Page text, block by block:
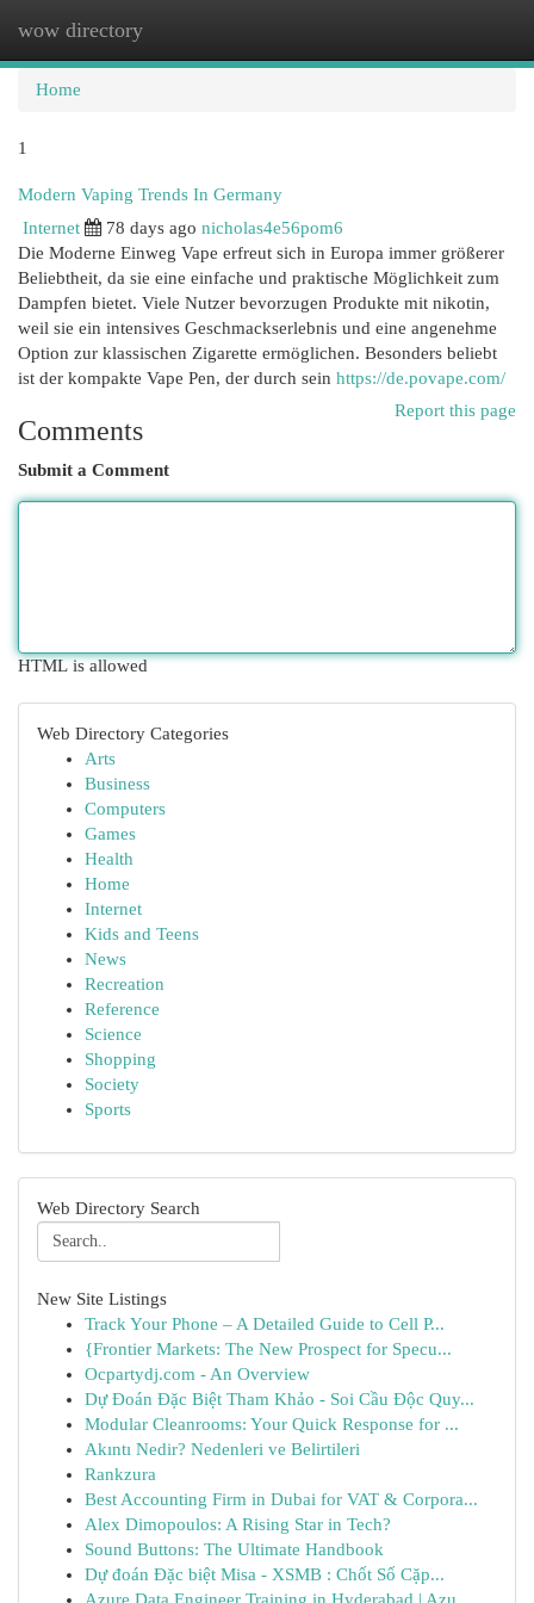
wow directory
Home
1
Modern Vaping Trends In Germany
Internet
78 days ago nicholas4e56pom6
Die Moderne Einweg Vape erfreut sich in Europa immer größerer
Beliebtheit, da sie eine einfache und praktische Möglichkeit zum
Dampfen bietet. Viele Nutzer bevorzugen Produkte mit nikotin,
weil sie ein intensives Geschmackserlebnis und eine angenehme
Option zur klassischen Zigarette ermöglichen. Besonders beliebt
ist der kompakte Vape Pen, der durch sein https://de.povape.com/
Report this page
Comments
Submit a Comment
HTML is allowed
Web Directory Categories
Arts
Business
Computers
Games
Health
Home
Internet
Kids and Teens
News
Recreation
Reference
Science
Shopping
Society
Sports
Web Directory Search
New Site Listings
Track Your Phone – A Detailed Guide to Cell P...
{Frontier Markets: The New Prospect for Specu...
Ocpartydj.com - An Overview
Dự Đoán Đặc Biệt Tham Khảo - Soi Cầu Độc Quy...
Modular Cleanrooms: Your Quick Response for ...
Akıntı Nedir? Nedenleri ve Belirtileri
Rankzura
Best Accounting Firm in Dubai for VAT & Corpora...
Alex Dimopoulos: A Rising Star in Tech?
Sound Buttons: The Ultimate Handbook
Dự đoán Đặc biệt Misa - XSMB : Chốt Số Cặp...